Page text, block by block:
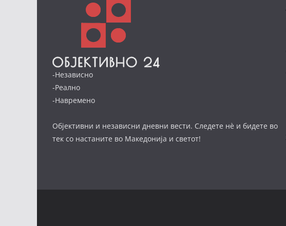
-Независно
-Реално
-Навремено
Објективни и независни дневни вести. Следете нè и бидете во
тек со настаните во Македонија и светот!